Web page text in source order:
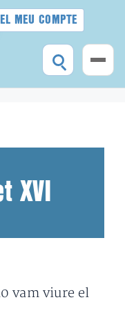
EL MEU COMPTE
XVI
vam viure el